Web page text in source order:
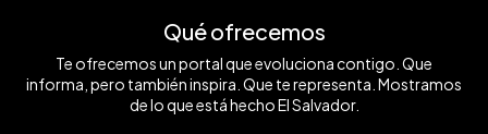
Qué ofrecemos
Te ofrecemos un portal que evoluciona contigo. Que
informa, pero también inspira. Que te representa. Mostramos
de lo que está hecho El Salvador.